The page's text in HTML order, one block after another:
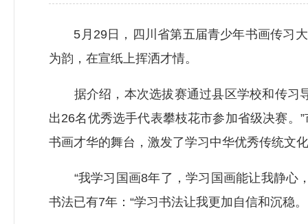
5月29日，四川省第五届青少年书画传习大
为韵，在宣纸上挥洒才情。
据介绍，本次选拔赛通过县区学校和传习导
出26名优秀选手代表攀枝花市参加省级决赛
书画才华的舞台，激发了学习中华优秀传统文
“我学习国画8年了，学习国画能让我静心
书法已有7年：“学习书法让我更加自信和沉稳